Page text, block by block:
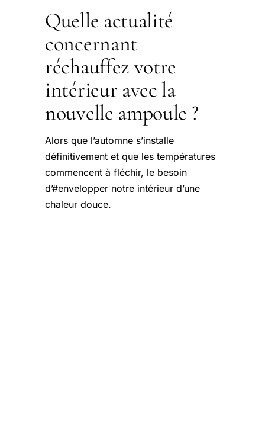
Quelle actualité
concernant
réchauffez votre
intérieur avec la
nouvelle ampoule ?
Alors que l’automne s’installe
définitivement et que les températures
commencent à fléchir, le besoin
d’#envelopper notre intérieur d’une
chaleur douce.